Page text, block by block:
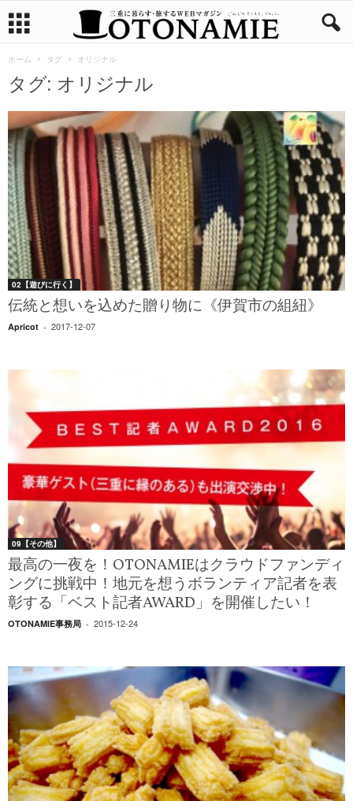
ホーム タグ オリジナル
タグ: オリジナル
02【遊びに行く】
伝統と想いを込めた贈り物に《伊賀市の組紐》
Apricot - 2017-12-07
09【その他】
最高の一夜を！OTONAMIEはクラウドファンディ
ングに挑戦中！地元を想うボランティア記者を表
彰する「ベスト記者AWARD」を開催したい！
OTONAMIE事務局 - 2015-12-24